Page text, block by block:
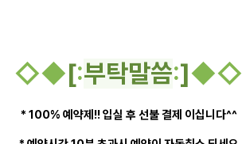
◇◆[:부탁말씀:]◆◇
* 100% 예약제!! 입실 후 선불 결제 이십니다^^